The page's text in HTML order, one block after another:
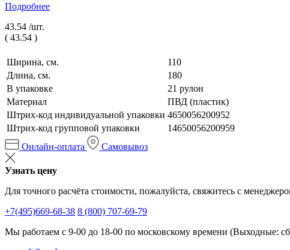
Подробнее
43.54 /шт.
( 43.54 )
Ширина, см.
110
Длина, см.
180
В упаковке
21 рулон
Материал
ПВД (пластик)
Штрих-код индивидуальной упаковки 4650056200952
Штрих-код групповой упаковки
14650056200959
Онлайн-оплата
Самовывоз
Узнать цену
Для точного расчёта стоимости, пожалуйста, свяжитесь с
+7(495)669-68-38 8 (800) 707-69-79
Мы работаем с 9-00 до 18-00 по московскому времени (Выходные: